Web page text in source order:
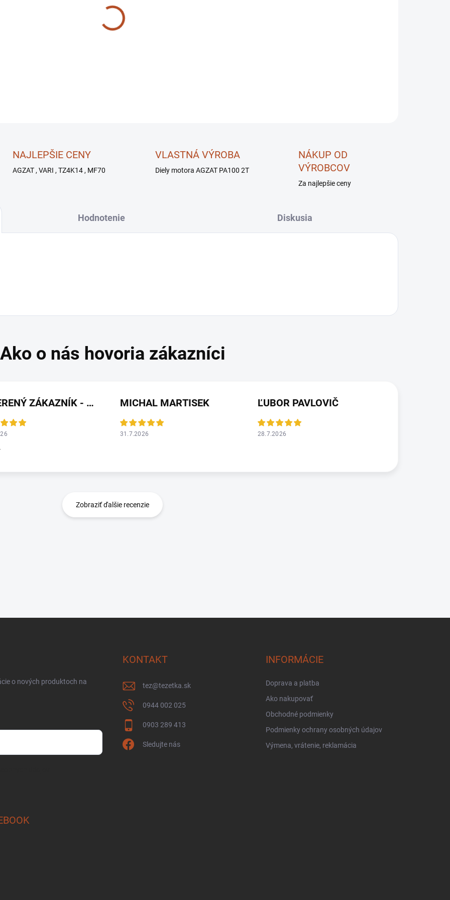
NAJLEPŠIE CENY
AGZAT , VARI , TZ4K14 , MF70
VLASTNÁ VÝROBA
Diely motora AGZAT PA100 2T
NÁKUP OD
VÝROBCOV
Za najlepšie ceny
Hodnotenie Diskusia
OVERENÝ ZÁKAZNÍK - HEUREKA MICHAL MARTISEK
31.7.2026
ĽUBOR PAVLOVIČ
28.7.2026
Zobraziť ďalšie recenzie
o nových produktoch na
KONTAKT
tez@tezetka.sk
0944 002 025
0903 289 413
Sledujte nás
INFORMÁCIE
Doprava a platba
Ako nakupovať
Obchodné podmienky
Podmienky ochrany osobných údajov
Výmena, vrátenie, reklamácia